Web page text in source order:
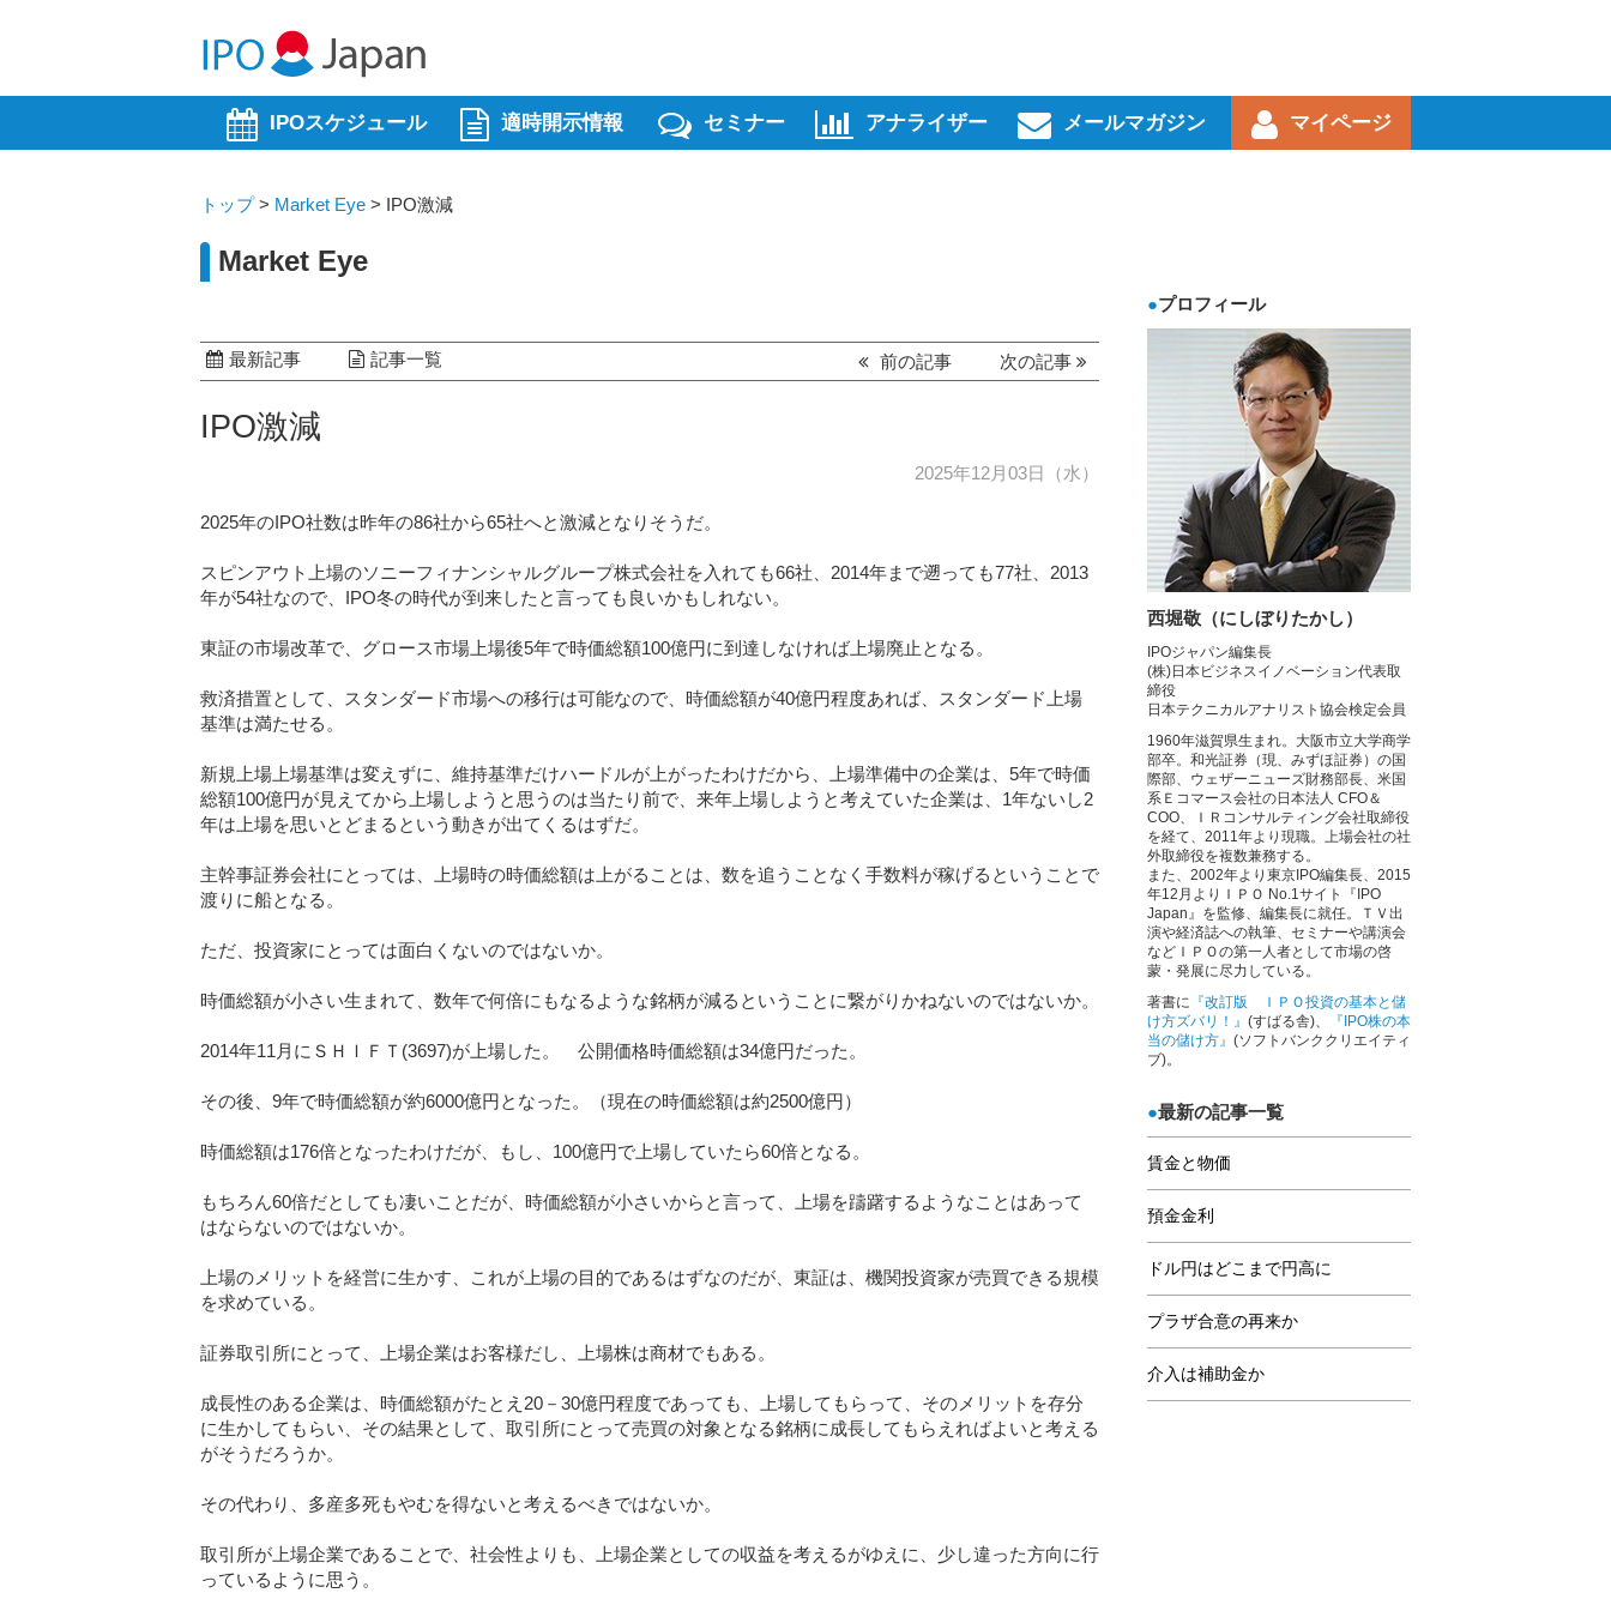
IPOスケジュール 適時開示情報 セミナー アナライザー メールマガジン マイページ
トップ> Market Eye > IPO激減
Market Eye
最新記事 記事一覧 次の記事
前の記事
IPO激減
2025年12月03日（水）
2025年のIPO社数は昨年の86社から65社へと激減となりそうだ。
スピンアウト上場のソニーフィナンシャルグループ株式会社を入れても66社、2014年まで遡っても77社、2013
年が54社なので、IPO冬の時代が到来したと言っても良いかもしれない。
東証の市場改革で、グロース市場上場後5年で時価総額100億円に到達しなければ上場廃止となる。
救済措置として、スタンダード市場への移行は可能なので、時価総額が40億円程度あれば、スタンダード上場
基準は満たせる。
新規上場上場基準は変えずに、維持基準だけハードルが上がったわけだから、上場準備中の企業は、5年で時価
総額100億円が見えてから上場しようと思うのは当たり前で、来年上場しようと考えていた企業は、1年ないし2
年は上場を思いとどまるという動きが出てくるはずだ。
主幹事証券会社にとっては、上場時の時価総額は上がることは、数を追うことなく手数料が稼げるということで
渡りに船となる。
ただ、投資家にとっては面白くないのではないか。
時価総額が小さい生まれて、数年で何倍にもなるような銘柄が減るということに繋がりかねないのではないか。
2014年11月にＳＨＩＦＴ(3697)が上場した。 公開価格時価総額は34億円だった。
その後、9年で時価総額が約6000億円となった。（現在の時価総額は約2500億円）
時価総額は176倍となったわけだが、もし、100億円で上場していたら60倍となる。
もちろん60倍だとしても凄いことだが、時価総額が小さいからと言って、上場を躊躇するようなことはあって
はならないのではないか。
上場のメリットを経営に生かす、これが上場の目的であるはずなのだが、東証は、機関投資家が売買できる規模
を求めている。
証券取引所にとって、上場企業はお客様だし、上場株は商材でもある。
成長性のある企業は、時価総額がたとえ20－30億円程度であっても、上場してもらって、そのメリットを存分
に生かしてもらい、その結果として、取引所にとって売買の対象となる銘柄に成長してもらえればよいと考える
がそうだろうか。
その代わり、多産多死もやむを得ないと考えるべきではないか。
取引所が上場企業であることで、社会性よりも、上場企業としての収益を考えるがゆえに、少し違った方向に行
っているように思う。
プロフィール
西堀敬（にしぼりたかし）
IPOジャパン編集長
(株)日本ビジネスイノベーション代表取
締役
日本テクニカルアナリスト協会検定会員
1960年滋賀県生まれ。大阪市立大学商学
部卒。和光証券（現、みずほ証券）の国
際部、ウェザーニューズ財務部長、米国
系Ｅコマース会社の日本法人 CFO＆
COO、ＩＲコンサルティング会社取締役
を経て、2011年より現職。上場会社の社
外取締役を複数兼務する。
また、2002年より東京IPO編集長、2015
年12月よりＩＰＯ No.1サイト『IPO
Japan』を監修、編集長に就任。ＴＶ出
演や経済誌への執筆、セミナーや講演会
などＩＰＯの第一人者として市場の啓
蒙・発展に尽力している。
著書に 『改訂版 ＩＰＯ投資の基本と儲
け方ズバリ！』 (すばる舎)、
『IPO株の本
当の儲け方』 (ソフトバンククリエイティ
ブ)。
最新の記事一覧
賃金と物価
預金金利
ドル円はどこまで円高に
プラザ合意の再来か
介入は補助金か